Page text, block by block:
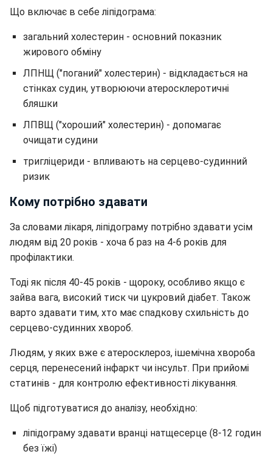
Що включає в себе ліпідограма:
загальний холестерин - основний показник
жирового обміну
ЛПНЩ ("поганий" холестерин) - відкладається на
стінках судин, утворюючи атеросклеротичні
бляшки
ЛПВЩ ("хороший" холестерин) - допомагає
очищати судини
тригліцериди - впливають на серцево-судинний
ризик
Кому потрібно здавати
За словами лікаря, ліпідограму потрібно здавати усім
людям від 20 років - хоча б раз на 4-6 років для
профілактики.
Тоді як після 40-45 років - щороку, особливо якщо є
зайва вага, високий тиск чи цукровий діабет. Також
варто здавати тим, хто має спадкову схильність до
серцево-судинних хвороб.
Людям, у яких вже є атеросклероз, ішемічна хвороба
серця, перенесений інфаркт чи інсульт. При прийомі
статинів - для контролю ефективності лікування.
Щоб підготуватися до аналізу, необхідно:
ліпідограму здавати вранці натщесерце (8-12 годин
без їжі)